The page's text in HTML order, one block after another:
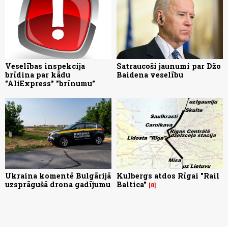
Veselības inspekcija
brīdina par kādu
"AliExpress" "brīnumu"
Satraucoši jaunumi par Džo
Baidena veselību
Ukraina komentē Bulgārijā
uzsprāgušā drona gadījumu
Kulbergs atdos Rīgai "Rail
Baltica"
8